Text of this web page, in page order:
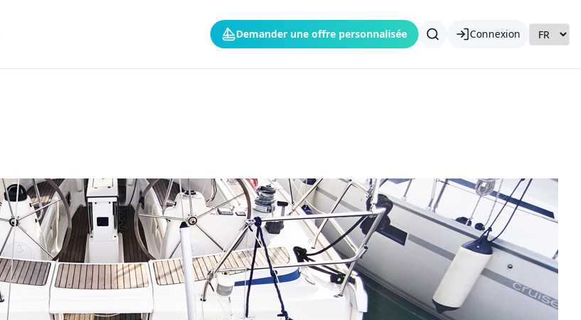
Demander une offre personnalisée Connexion